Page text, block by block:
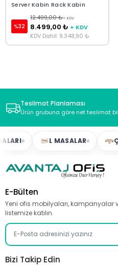
Server Kabin Rack Kabin
%32
12.499,00 ₺+ KDV
8.499,00 ₺ + KDV
KDV Dahil: 9.348,90 ₺
Teslimat Planlaması
Ürün grubuna göre net teslimat
L MASALAR
E-Bülten
Yeni ofis mobilyaları, kampanyalar
listemize katılın.
Bizi Takip Edin